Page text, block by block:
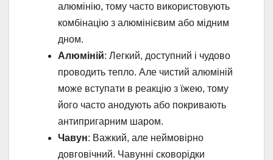
алюмінію, тому часто використовують
комбінацію з алюмінієвим або мідним
дном.
Алюміній: Легкий, доступний і чудово
проводить тепло. Але чистий алюміній
може вступати в реакцію з їжею, тому
його часто анодують або покривають
антипригарним шаром.
Чавун: Важкий, але неймовірно
довговічний. Чавунні сковорідки